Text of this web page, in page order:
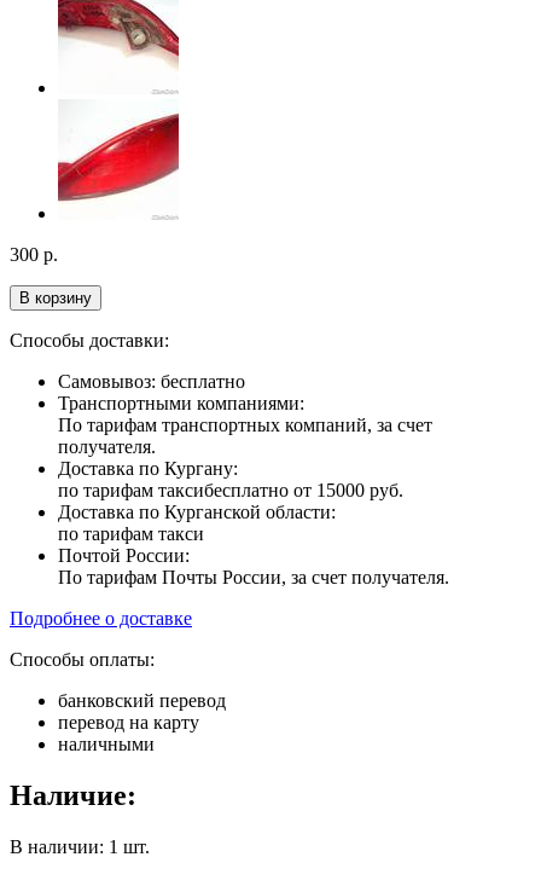
300 р.
В корзину
Способы доставки:
Самовывоз: бесплатно
Транспортными компаниями:
По тарифам транспортных компаний, за счет
получателя.
Доставка по Кургану:
по тарифам таксибесплатно от 15000 руб.
Доставка по Курганской области:
по тарифам такси
Почтой России:
По тарифам Почты России, за счет получателя.
Подробнее о доставке
Способы оплаты:
банковский перевод
перевод на карту
наличными
Наличие:
В наличии: 1 шт.